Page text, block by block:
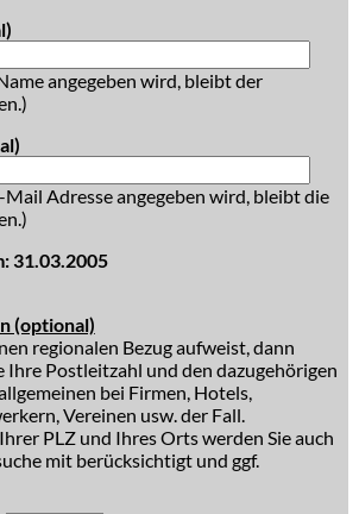
angegeben wird, bleibt der
Mail Adresse angegeben wird, bleibt die
31.03.2005
(optional)
regionalen Bezug aufweist, dann
Ihre Postleitzahl und den dazugehörigen
bei Firmen, Hotels,
Vereinen usw. der Fall.
PLZ und Ihres Orts werden Sie auch
mit berücksichtigt und ggf.